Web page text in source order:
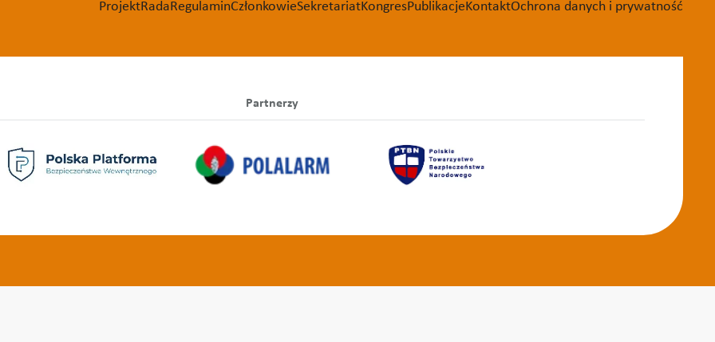
ProjektRada RegulaminCzłonkowieSekretariatKongresPublikacje KontaktOchrona danych i prywatność
Partnerzy